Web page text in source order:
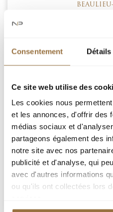
Consentement Détails
Ce site web utilise des
Les cookies nous
et les annonces, d'offrir des
médias sociaux et
partageons également des
notre site avec nos
publicité et d'analyse, qui
avec d'autres informations
ou qu'ils ont collectées lors
BEAULIEU-SUR-MER:
semi-detached house,
absolutely exceptional
encompassing the Baie des
Spread over three levels, it
3 700
Add to